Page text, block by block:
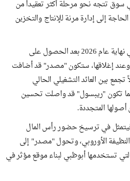
تتجه نحو مرحلة أكثر تعقيداً من
إلى إدارة مرنة للإنتاج والتخزين
ومن المتوقع إتمام الصفقة في نهاية عام 2026 بعد الحصول على
وعند إغلاقها، ستكون "مصدر" قد أضافت
بين العائد التشغيلي الحالي
تكون "ريبسول" قد واصلت تحسين
المتجددة.
فيتمثل في ترسيخ حضور رأس المال
الأوروبي، وتحول "مصدر" إلى
تستخدمها أبوظبي لبناء موقع مؤثر في